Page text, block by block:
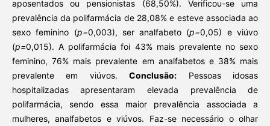
aposentados ou pensionistas (68,50%). Verificou-se uma
prevalência da polifarmácia de 28,08% e esteve associada ao
sexo feminino (p=0,003), ser analfabeto (p=0,05) e viúvo
(p=0,015). A polifarmácia foi 43% mais prevalente no sexo
feminino, 76% mais prevalente em analfabetos e 38% mais
prevalente em viúvos.Conclusão: Pessoas idosas
hospitalizadas apresentaram elevada prevalência de
polifarmácia, sendo essa maior prevalência associada a
mulheres, analfabetos e viúvos. Faz-se necessário o olhar